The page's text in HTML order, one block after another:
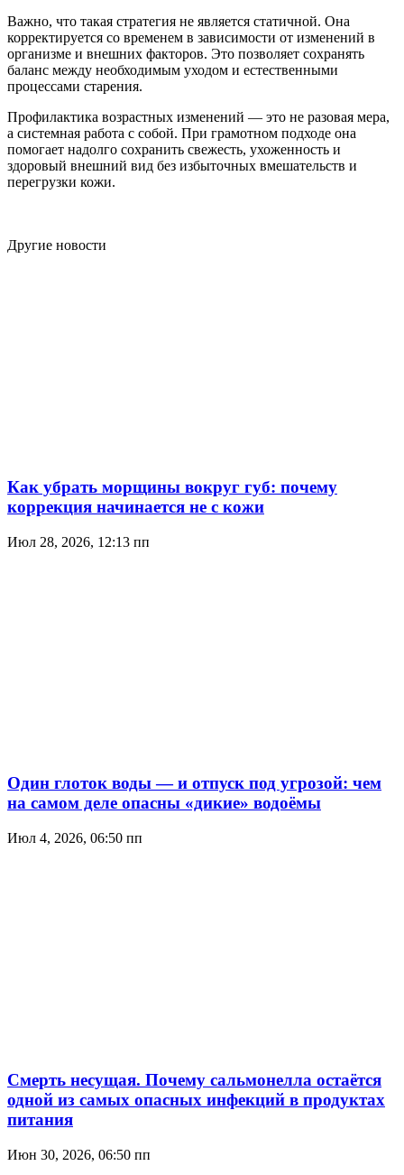
Важно, что такая стратегия не является статичной. Она
корректируется со временем в зависимости от изменений в
организме и внешних факторов. Это позволяет сохранять
баланс между необходимым уходом и естественными
процессами старения.
Профилактика возрастных изменений — это не разовая мера,
а системная работа с собой. При грамотном подходе она
помогает надолго сохранить свежесть, ухоженность и
здоровый внешний вид без избыточных вмешательств и
перегрузки кожи.
Другие новости
Как убрать морщины вокруг губ: почему
коррекция начинается не с кожи
Июл 28, 2026, 12:13 пп
Один глоток воды — и отпуск под угрозой: чем
на самом деле опасны «дикие» водоёмы
Июл 4, 2026, 06:50 пп
Смерть несущая. Почему сальмонелла остаётся
одной из самых опасных инфекций в продуктах
питания
Июн 30, 2026, 06:50 пп